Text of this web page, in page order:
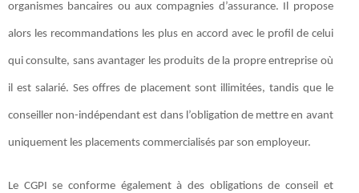
organismes bancaires ou aux compagnies d’assurance. Il propose
alors les recommandations les plus en accord avec le profil de celui
qui consulte, sans avantager les produits de la propre entreprise où
il est salarié. Ses offres de placement sont illimitées, tandis que le
conseiller non-indépendant est dans l’obligation de mettre en avant
uniquement les placements commercialisés par son employeur.
Le CGPI se conforme également à des obligations de conseil et